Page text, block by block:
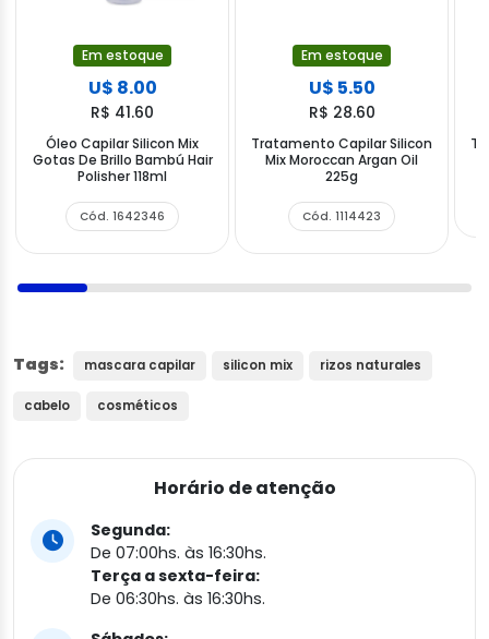
Em estoque
U$ 8.00
R$ 41.60
Óleo Capilar Silicon Mix
Gotas De Brillo Bambú Hair
Polisher 118ml
Cód. 1642346
Em estoque
U$ 5.50
R$ 28.60
Tratamento Capilar Silicon
Mix Moroccan Argan Oil
225g
Cód. 1114423
Tags: mascara capilar silicon mix rizos naturales
cabelo cosméticos
Horário de atenção
Segunda:
De 07:00hs. às 16:30hs.
Terça a sexta-feira:
De 06:30hs. às 16:30hs.